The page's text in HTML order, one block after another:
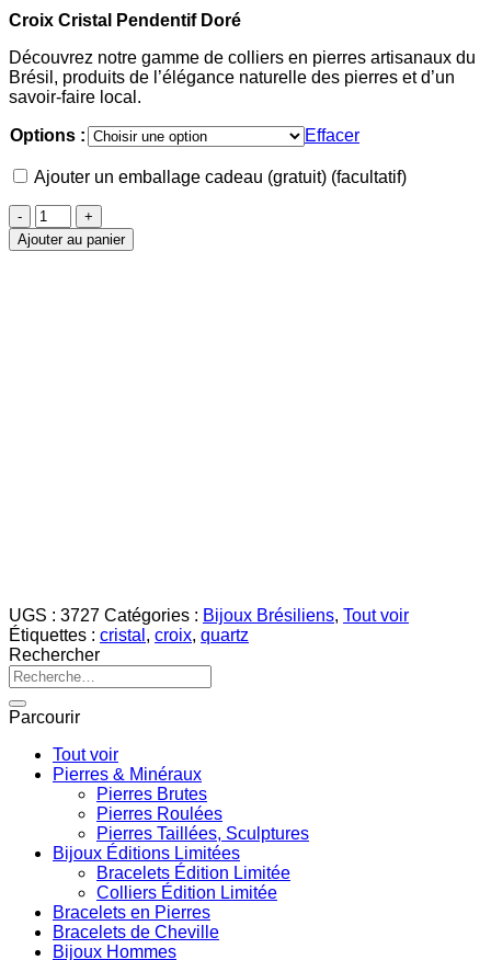
CHF 35
CHF 54
Croix Cristal Pendentif Doré
Découvrez notre gamme de colliers en pierres artisanaux du
Brésil, produits de l’élégance naturelle des pierres et d’un
savoir-faire local.
Options : Effacer
Ajouter un emballage cadeau (gratuit) (facultatif)
quantité
de
Croix
Ajouter au panier
UGS : 3727 Catégories : Bijoux Brésiliens, Tout voir
Étiquettes : cristal , croix, quartz
Rechercher
Recherche
pour :
Parcourir
Tout voir
Pierres & Minéraux
Pierres Brutes
Pierres Roulées
Pierres Taillées, Sculptures
Bijoux Éditions Limitées
Bracelets Édition Limitée
Colliers Édition Limitée
Bracelets en Pierres
Bracelets de Cheville
Bijoux Hommes